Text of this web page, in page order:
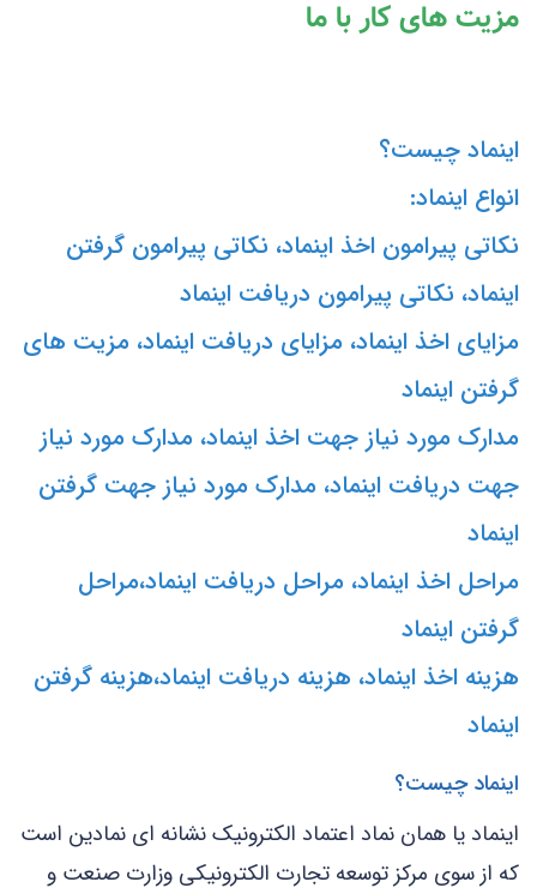
مزیت های کار با ما
اینماد چیست؟
انواع اینماد:
نکاتی پیرامون اخذ اینماد، نکاتی پیرامون گرفتن
اینماد، نکاتی پیرامون دریافت اینماد
مزایای اخذ اینماد، مزایای دریافت اینماد، مزیت های
گرفتن اینماد
مدارک مورد نیاز جهت اخذ اینماد، مدارک مورد نیاز
جهت دریافت اینماد، مدارک مورد نیاز جهت گرفتن
اینماد
مراحل اخذ اینماد، مراحل دریافت اینماد،مراحل
گرفتن اینماد
هزینه اخذ اینماد، هزینه دریافت اینماد،هزینه گرفتن
اینماد
اینماد چیست؟
اینماد یا همان نماد اعتماد الکترونیک نشانه ای نمادین است
که از سوی مرکز توسعه تجارت الکترونیکی وزارت صنعت و